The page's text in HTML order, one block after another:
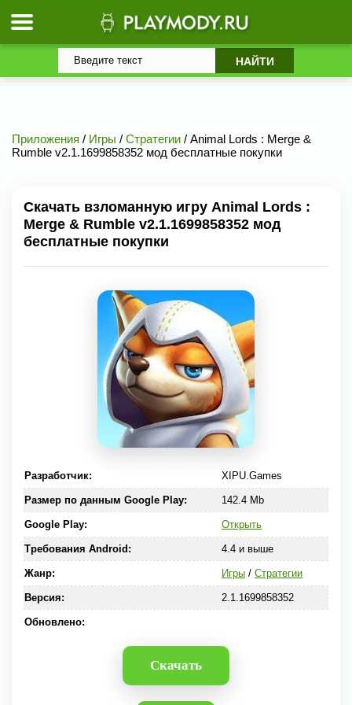
Приложения / Игры / Стратегии / Animal Lords : Merge &
Rumble v2.1.1699858352 мод бесплатные покупки
Скачать взломанную игру Animal Lords :
Merge & Rumble v2.1.1699858352 мод
бесплатные покупки
Разработчик: XIPU.Games
Размер по данным Google Play: 142.4 Mb
Google Play: Открыть
Требования Android: 4.4 и выше
Жанр: Игры/ Стратегии
Версия: 2.1.1699858352
Обновлено:
Скачать